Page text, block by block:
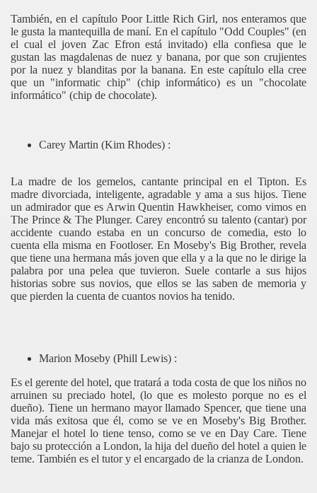
También, en el capítulo Poor Little Rich Girl, nos enteramos que
le gusta la mantequilla de maní. En el capítulo "Odd Couples" (en
el cual el joven Zac Efron está invitado) ella confiesa que le
gustan las magdalenas de nuez y banana, por que son crujientes
por la nuez y blanditas por la banana. En este capítulo ella cree
que un "informatic chip" (chip informático) es un "chocolate
informático" (chip de chocolate).
Carey Martin (Kim Rhodes) :
La madre de los gemelos, cantante principal en el Tipton. Es
madre divorciada, inteligente, agradable y ama a sus hijos. Tiene
un admirador que es Arwin Quentin Hawkheiser, como vimos en
The Prince & The Plunger. Carey encontró su talento (cantar) por
accidente cuando estaba en un concurso de comedia, esto lo
cuenta ella misma en Footloser. En Moseby's Big Brother, revela
que tiene una hermana más joven que ella y a la que no le dirige la
palabra por una pelea que tuvieron. Suele contarle a sus hijos
historias sobre sus novios, que ellos se las saben de memoria y
que pierden la cuenta de cuantos novios ha tenido.
Marion Moseby (Phill Lewis) :
Es el gerente del hotel, que tratará a toda costa de que los niños no
arruinen su preciado hotel, (lo que es molesto porque no es el
dueño). Tiene un hermano mayor llamado Spencer, que tiene una
vida más exitosa que él, como se ve en Moseby's Big Brother.
Manejar el hotel lo tiene tenso, como se ve en Day Care. Tiene
bajo su protección a London, la hija del dueño del hotel a quien le
teme. También es el tutor y el encargado de la crianza de London.